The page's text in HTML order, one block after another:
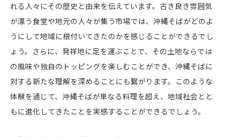
沖縄そばが育む地域コミュニティ
食文化の中の沖縄そばの位置付け
沖縄そばを通して感じる文化の深み
現地で味わう沖縄そばの魅力
沖縄そばを巡る旅の楽しみ方
忘れられない沖縄そばの一杯
れる人々にその歴史と由来を伝えています。古き良き雰囲気
が漂う食堂や地元の人々が集う市場では、沖縄そばがどのよ
うにして地域に根付いてきたのかを感じることができるでし
ょう。さらに、発祥地に足を運ぶことで、その土地ならでは
の風味や独自のトッピングを楽しむことができ、沖縄そばに
対する新たな理解を深めることにも繋がります。このような
体験を通じて、沖縄そばが単なる料理を超え、地域社会とと
もに進化してきたことを実感することができるでしょう。